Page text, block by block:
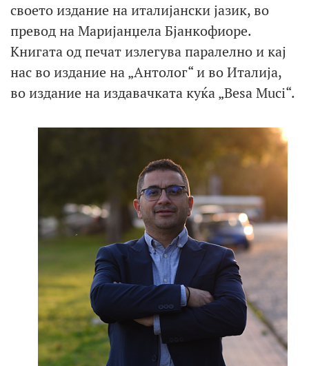
своето издание на италијански јазик, во
превод на Маријанџела Бјанкофиоре.
Книгата од печат излегува паралелно и кај
нас во издание на „Антолог“ и во Италија,
во издание на издавачката куќа „Besa Muci“.